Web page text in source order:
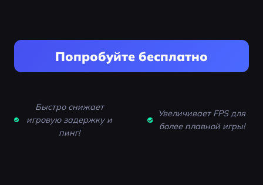
Попробуйте бесплатно
Быстро снижает
игровую задержку и
пинг!
Увеличивает FPS для
более плавной игры!